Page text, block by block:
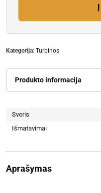
Kategorija: Turbinos
Produkto informacija
Svoris
Išmatavimai
Aprašymas